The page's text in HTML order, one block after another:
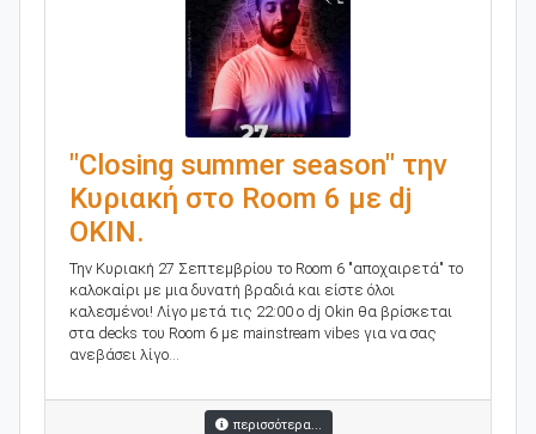
"Closing summer season" την
Κυριακή στο Room 6 με dj
OKIN.
Την Κυριακή 27 Σεπτεμβρίου το Room 6 "αποχαιρετά" το
καλοκαίρι με μια δυνατή βραδιά και είστε όλοι
καλεσμένοι! Λίγο μετά τις 22:00 o dj Okin θα βρίσκεται
στα decks του Room 6 με mainstream vibes για να σας
ανεβάσει λίγο...
περισσότερα...